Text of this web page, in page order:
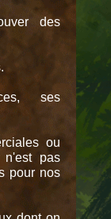
des
ses
ou
n'est pas
pour nos